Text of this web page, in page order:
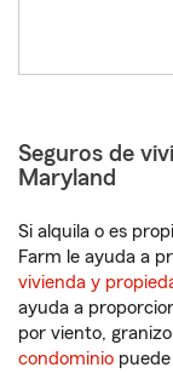
Seguros de
Maryland
Si alquila o es
Farm le ayuda a
vivienda y
ayuda a
por viento,
condominio